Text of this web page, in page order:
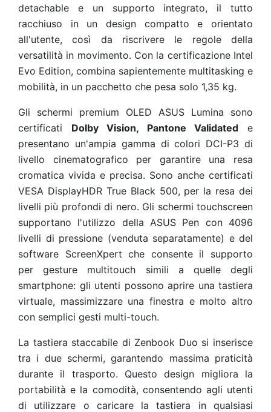
detachable e un supporto integrato, il tutto
racchiuso in un design compatto e orientato
all'utente, così da riscrivere le regole della
versatilità in movimento. Con la certificazione Intel
Evo Edition, combina sapientemente multitasking e
mobilità, in un pacchetto che pesa solo 1,35 kg.
Gli schermi premium OLED ASUS Lumina sono
certificati Dolby Vision, Pantone Validated e
presentano un'ampia gamma di colori DCI-P3 di
livello cinematografico per garantire una resa
cromatica vivida e precisa. Sono anche certificati
VESA DisplayHDR True Black 500, per la resa dei
livelli più profondi di nero. Gli schermi touchscreen
supportano l'utilizzo della ASUS Pen con 4096
livelli di pressione (venduta separatamente) e del
software ScreenXpert che consente il supporto
per gesture multitouch simili a quelle degli
smartphone: gli utenti possono aprire una tastiera
virtuale, massimizzare una finestra e molto altro
con semplici gesti multi-touch.
La tastiera staccabile di Zenbook Duo si inserisce
tra i due schermi, garantendo massima praticità
durante il trasporto. Questo design migliora la
portabilità e la comodità, consentendo agli utenti
di utilizzare o caricare la tastiera in qualsiasi